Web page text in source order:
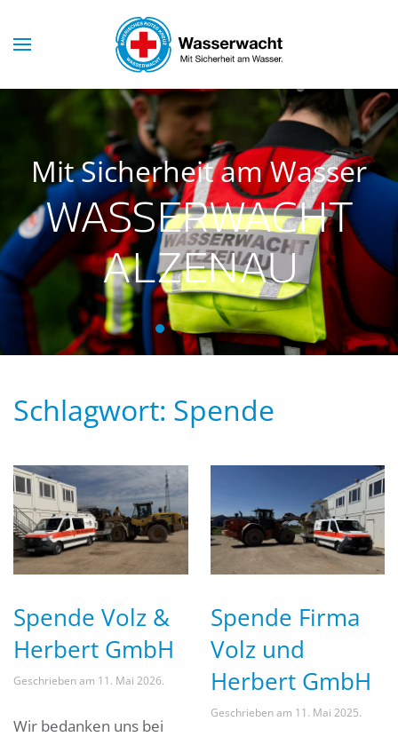
Skip to main content
Mit Sicherheit am Wasser
WASSERWACHT
ALZENAU
Wasserwacht Alzenau
Wasserwacht Alzenau
Wasserwacht Alzenau
Wasserwacht Alzenau
Wasserwacht Alzenau
Schlagwort: Spende
Spende Volz &
Herbert GmbH
Geschrieben am 11. Mai 2026.
Wir bedanken uns bei
Spende Firma
Volz und
Herbert GmbH
Geschrieben am 11. Mai 2025.